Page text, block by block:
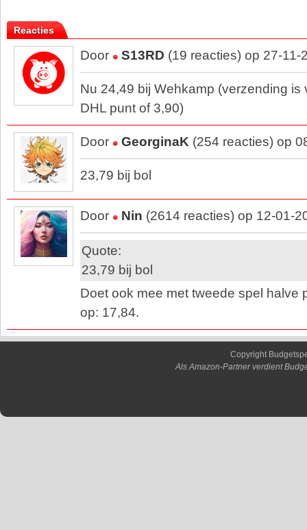
Reacties
Door S13RD (19 reacties) op 27-11-
Nu 24,49 bij Wehkamp (verzending is
DHL punt of 3,90)
Door GeorginaK (254 reacties) op
23,79 bij bol
Door Nin (2614 reacties) op 12-01-
Quote:
23,79 bij bol
Doet ook mee met tweede spel halve
op: 17,84.
Copyright
Als Amazon-Partner verdient